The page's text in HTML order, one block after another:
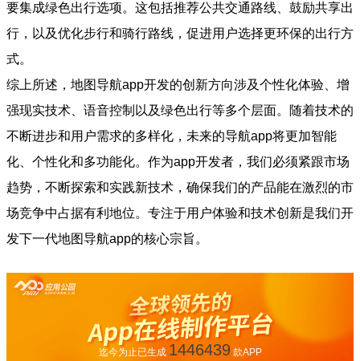
要集成绿色出行选项。这包括推荐公共交通路线、鼓励共享出
行，以及优化步行和骑行路线，促进用户选择更环保的出行方
式。
综上所述，地图导航app开发的创新方向涉及个性化体验、增
强现实技术、语音控制以及绿色出行等多个层面。随着技术的
不断进步和用户需求的多样化，未来的导航app将更加智能
化、个性化和多功能化。作为app开发者，我们必须紧跟市场
趋势，不断探索和实践新技术，确保我们的产品能在激烈的市
场竞争中占据有利地位。专注于用户体验和技术创新是我们开
发下一代地图导航app的核心宗旨。
迄今为止已生成 1446439款APP